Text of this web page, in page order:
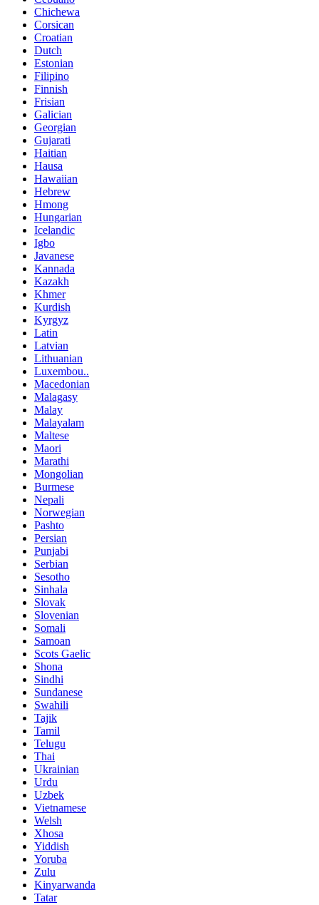
Chichewa
Corsican
Croatian
Dutch
Estonian
Filipino
Finnish
Frisian
Galician
Georgian
Gujarati
Haitian
Hausa
Hawaiian
Hebrew
Hmong
Hungarian
Icelandic
Igbo
Javanese
Kannada
Kazakh
Khmer
Kurdish
Kyrgyz
Latin
Latvian
Lithuanian
Luxembou..
Macedonian
Malagasy
Malay
Malayalam
Maltese
Maori
Marathi
Mongolian
Burmese
Nepali
Norwegian
Pashto
Persian
Punjabi
Serbian
Sesotho
Sinhala
Slovak
Slovenian
Somali
Samoan
Scots Gaelic
Shona
Sindhi
Sundanese
Swahili
Tajik
Tamil
Telugu
Thai
Ukrainian
Urdu
Uzbek
Vietnamese
Welsh
Xhosa
Yiddish
Yoruba
Zulu
Kinyarwanda
Tatar